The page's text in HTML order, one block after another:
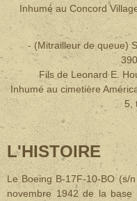
Inhumé au Concord
- (Mitrailleur de queue)
Fils de Leonard E.
Inhumé au cimetière
5,
L'HISTOIRE
Le Boeing B-17F-10-BO (s/
novembre 1942 de la base